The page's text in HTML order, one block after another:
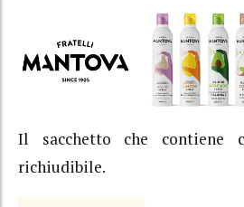
Il sacchetto che contiene
richiudibile.